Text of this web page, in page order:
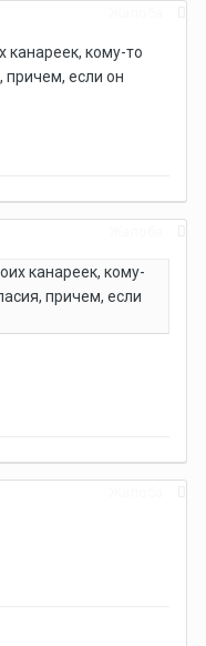
кому-то
причем, если он
канареек, кому-
причем, если